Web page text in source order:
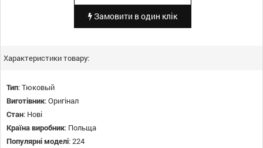
Замовити в один клік
Характеристики товару:
Тип:Тюковый
Виготівник:Оригінал
Стан: Нові
Країна виробник: Польща
Популярні моделі:224